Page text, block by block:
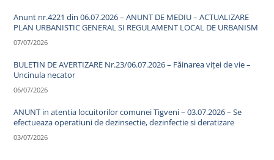
Anunt nr.4221 din 06.07.2026 – ANUNT DE MEDIU – ACTUALIZARE
PLAN URBANISTIC GENERAL SI REGULAMENT LOCAL DE URBANISM
07/07/2026
BULETIN DE AVERTIZARE Nr.23/06.07.2026 – Făinarea viței de vie –
Uncinula necator
06/07/2026
ANUNT in atentia locuitorilor comunei Tigveni – 03.07.2026 – Se
efectueaza operatiuni de dezinsectie, dezinfectie si deratizare
03/07/2026